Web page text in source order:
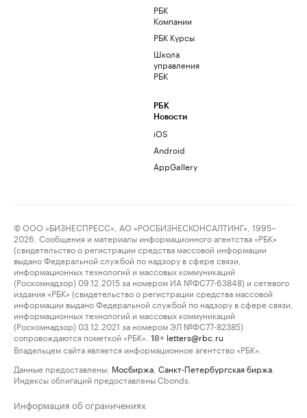
РБК
Компании
РБК Курсы
Школа
управления
РБК
РБК
Новости
iOS
Android
AppGallery
© ООО «БИЗНЕСПРЕСС», АО «РОСБИЗНЕСКОНСАЛТИНГ», 1995–
2026. Сообщения и материалы информационного агентства «РБК»
(свидетельство о регистрации средства массовой информации
выдано Федеральной службой по надзору в сфере связи,
информационных технологий и массовых коммуникаций
(Роскомнадзор) 09.12.2015 за номером ИА №ФС77-63848) и сетевого
издания «РБК» (свидетельство о регистрации средства массовой
информации выдано Федеральной службой по надзору в сфере связи,
информационных технологий и массовых коммуникаций
(Роскомнадзор) 03.12.2021 за номером ЭЛ №ФС77-82385)
сопровождаются пометкой «РБК».
18+ letters@rbc.ru
Владельцем сайта является информационное агентство «РБК».
Данные предоставлены: Мосбиржа Санкт-Петербургская биржа
Индексы облигаций предоставлены Cbonds.
Информация об ограничениях